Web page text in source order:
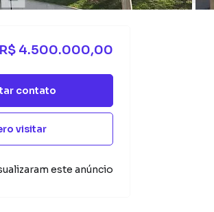
R$ 4.500.000,00
contato
visitar
este anúncio